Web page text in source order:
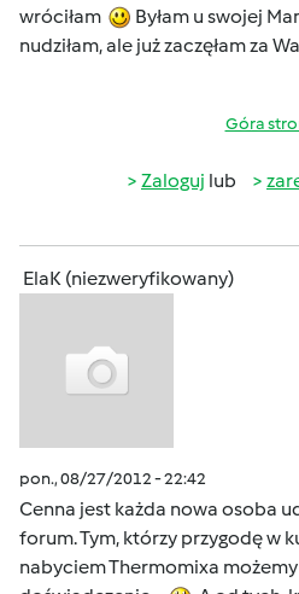
wróciłam
Byłam u swojej
nudziłam, ale już zaczęłam za
Góra
Zaloguj lub
ElaK (niezweryfikowany)
pon., 08/27/2012 - 22:42
Cenna jest każda nowa osoba
forum. Tym, którzy przygodę w
nabyciem Thermomixa